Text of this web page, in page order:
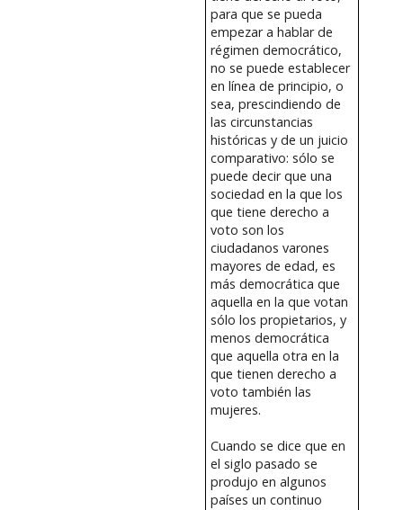
para que se pueda
empezar a hablar de
régimen democrático,
no se puede establecer
en línea de principio, o
sea, prescindiendo de
las circunstancias
históricas y de un juicio
comparativo: sólo se
puede decir que una
sociedad en la que los
que tiene derecho a
voto son los
ciudadanos varones
mayores de edad, es
más democrática que
aquella en la que votan
sólo los propietarios, y
menos democrática
que aquella otra en la
que tienen derecho a
voto también las
mujeres.
Cuando se dice que en
el siglo pasado se
produjo en algunos
países un continuo